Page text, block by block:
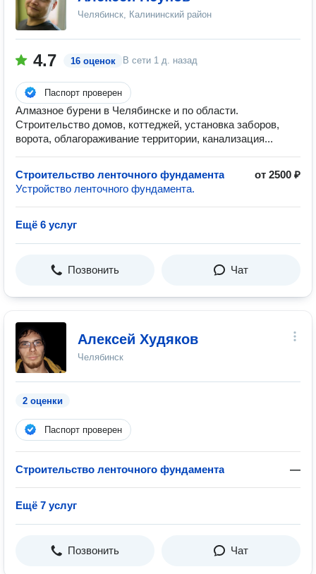
Челябинск, Калининский район
4.7 16 оценок В сети 1 д. назад
Паспорт проверен
Алмазное бурени в Челябинске и по области.
Строительство домов, коттеджей, установка заборов,
ворота, облагораживание территории, канализация...
Строительство ленточного фундамента
от 2500 ₽
Устройство ленточного фундамента.
Ещё 6 услуг
Позвонить Чат
Алексей Худяков
Челябинск
2 оценки
Паспорт проверен
Строительство ленточного фундамента —
Ещё 7 услуг
Позвонить Чат